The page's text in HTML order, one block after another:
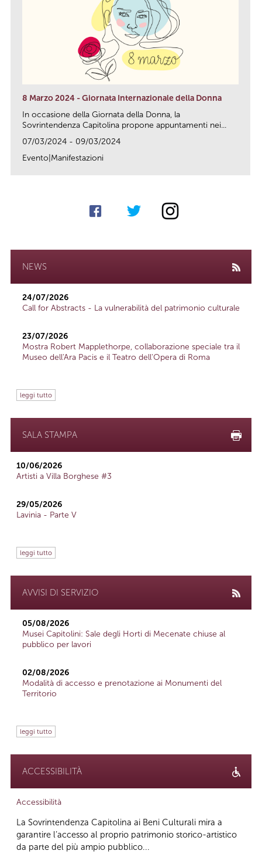
8 Marzo 2024 - Giornata Internazionale della Donna
In occasione della Giornata della Donna, la
Sovrintendenza Capitolina propone appuntamenti nei...
07/03/2024 - 09/03/2024
Evento|Manifestazioni
NEWS
24/07/2026
Call for Abstracts - La vulnerabilità del patrimonio culturale
23/07/2026
Mostra Robert Mapplethorpe, collaborazione speciale tra il
Museo dell'Ara Pacis e il Teatro dell'Opera di Roma
leggi tutto
SALA STAMPA
10/06/2026
Artisti a Villa Borghese #3
29/05/2026
Lavinia - Parte V
leggi tutto
AVVISI DI SERVIZIO
05/08/2026
Musei Capitolini: Sale degli Horti di Mecenate chiuse al
pubblico per lavori
02/08/2026
Modalità di accesso e prenotazione ai Monumenti del
Territorio
leggi tutto
ACCESSIBILITÀ
Accessibilità
La Sovrintendenza Capitolina ai Beni Culturali mira a
garantire l’accesso al proprio patrimonio storico-artistico
da parte del più ampio pubblico...